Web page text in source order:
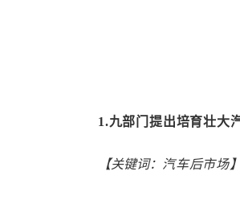
1.九部门提出培育壮大
【关键词： 汽车后市场】